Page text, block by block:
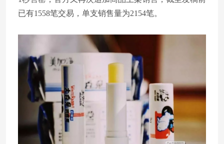
已有1558笔交易，单支销售量为2154笔。